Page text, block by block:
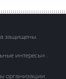
защищены.
интересы» .
организации